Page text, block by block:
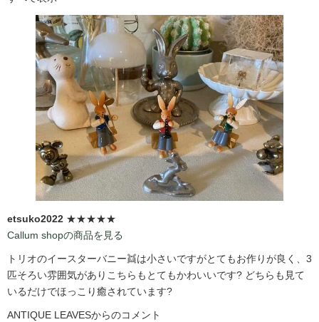
etsuko2022 ★★★★★
Callum shopの商品を見る
トリオのイースターバニー👯は小さいですがとてもお作りが良く、3
匹そろい雰囲気がありこちらもとてもかわいいです?️ どちらも見て
いるだけでほっこり癒されています?️
ANTIQUE LEAVESからのコメント